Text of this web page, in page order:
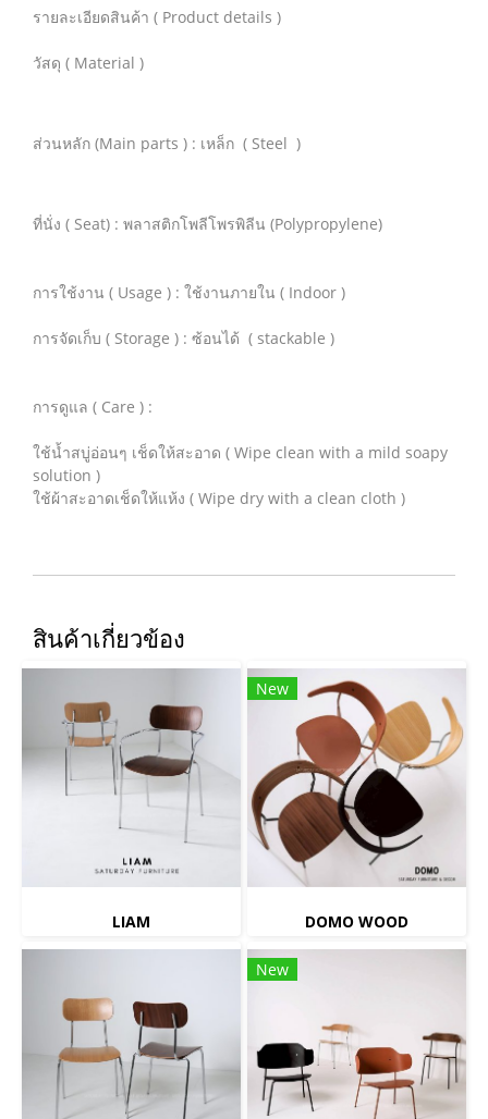
รายละเอียดสินค้า ( Product details )
วัสดุ ( Material )
ส่วนหลัก (Main parts ) : เหล็ก ( Steel )
ที่นั่ง ( Seat) : พลาสติกโพลีโพรพิลีน (Polypropylene)
การใช้งาน ( Usage ) : ใช้งานภายใน ( Indoor )
การจัดเก็บ ( Storage ) : ซ้อนได้ ( stackable )
การดูแล ( Care ) :
ใช้น้ำสบู่อ่อนๆ เช็ดให้สะอาด ( Wipe clean with a mild soapy
solution )
ใช้ผ้าสะอาดเช็ดให้แห้ง ( Wipe dry with a clean cloth )
สินค้าเกี่ยวข้อง
LIAM
New
DOMO WOOD
New